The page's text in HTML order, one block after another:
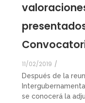
11/02/2019 /
Después de la
se conocerá la